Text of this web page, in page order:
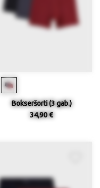
Bokseršorti (3 gab.)
34,90 €